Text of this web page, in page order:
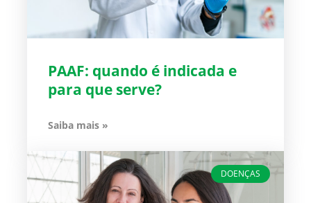
PAAF: quando é indicada e
para que serve?
Saiba mais »
DOENÇAS